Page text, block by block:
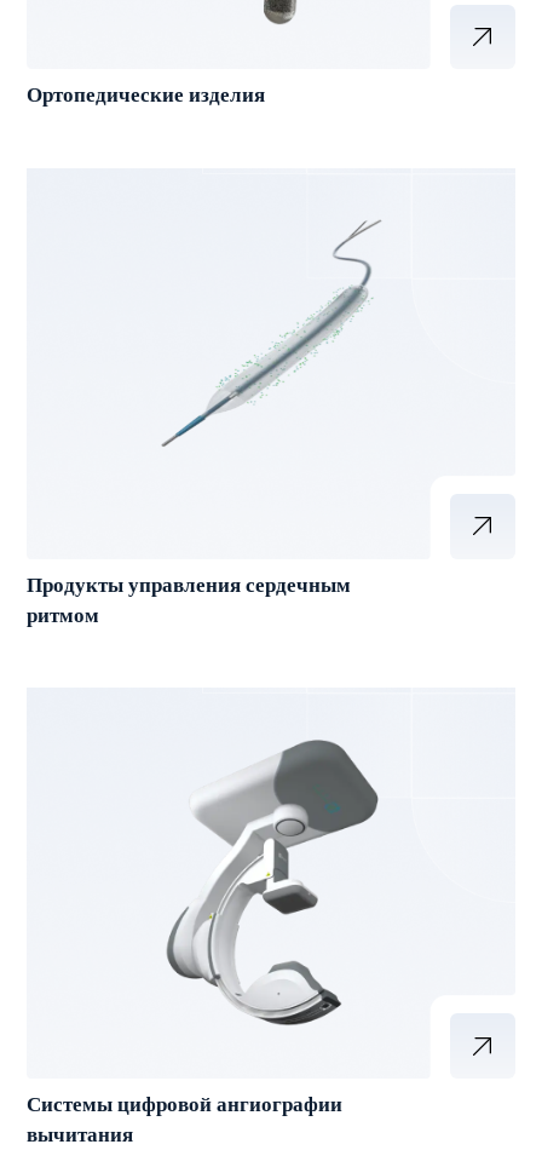
Ортопедические изделия
Продукты управления сердечным
ритмом
Системы цифровой ангиографии
вычитания